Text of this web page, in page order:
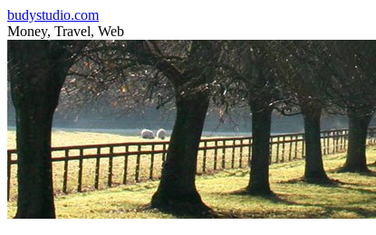
budystudio.com
Money, Travel, Web